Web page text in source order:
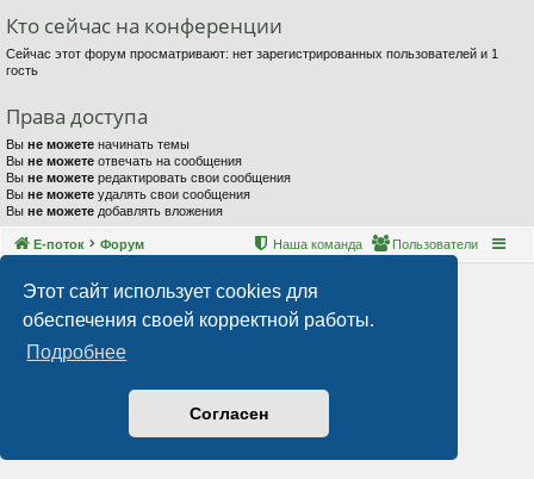
Этот сайт использует cookies для
обеспечения своей корректной работы.
Подробнее
Согласен
Кто сейчас на конференции
Сейчас этот форум просматривают: нет зарегистрированных пользователей и 1
гость
Права доступа
Вы не можете начинать темы
Вы не можете отвечать на сообщения
Вы не можете редактировать свои сообщения
Вы не можете удалять свои сообщения
Вы не можете добавлять вложения
Е-поток Форум Пользователи
Наша команда